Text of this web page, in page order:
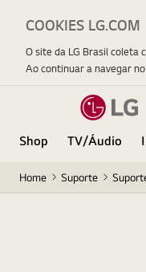
Shop TV/Áudio
Home Suporte
COOKIES LG.COM
O site da LG Brasil coleta
Ao continuar a navegar